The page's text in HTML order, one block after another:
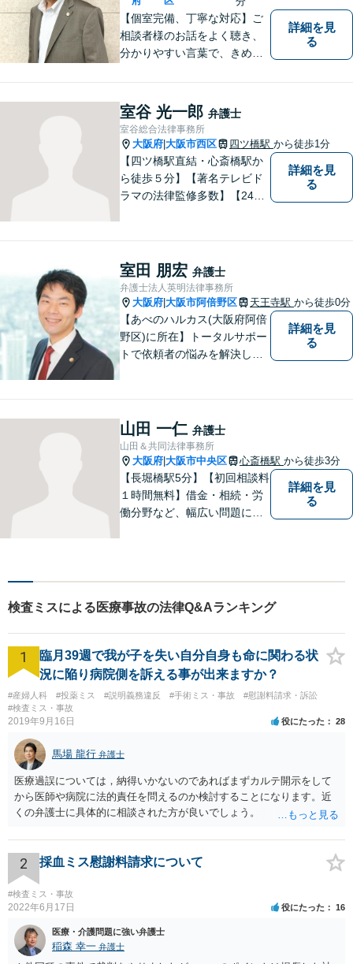
【個室完備、丁寧な対応】ご
相談者様のお話をよく聴き、
分かりやすい言葉で、きめ細
ております。相談にお越しい
ただいた方々が安心して落ち
着いてお話することができる
よう、完全個室をご準備して
おります。どうぞお気軽にご
相談ください。
詳細を見
る
室谷 光一郎 弁護士
室谷総合法律事務所
大阪府 大阪市西区 四ツ橋駅 から徒歩1分
【四ツ橋駅直結・心斎橋駅か
ら徒歩５分】【著名テレビド
ラマの法律監修多数】【24時
強く意識しております！
詳細を見
る
室田 朋宏 弁護士
弁護士法人英明法律事務所
大阪府 大阪市阿倍野区 天王寺駅 から徒歩0分
【あべのハルカス(大阪府阿倍
野区)に所在】トータルサポー
トで依頼者の悩みを解決しま
詳細を見
る
山田 一仁 弁護士
山田＆共同法律事務所
大阪府 大阪市中央区 心斎橋駅 から徒歩3分
【長堀橋駅5分】【初回相談料
１時間無料】借金・相続・労
働分野など、幅広い問題に精
方に感謝していただけるよう
尽力いたします！
詳細を見
る
検査ミスによる医療事故の法律Q&Aランキング
1
臨月39週で我が子を失い自分自身も命に関わる状
況に陥り病院側を訴える事が出来ますか？
#産婦人科 #投薬ミス #説明義務違反 #手術ミス・事故
#慰謝料請求・訴訟
#検査ミス・事故
2019年9月16日 役にたった 28
馬場 龍行 弁護士
医療過誤については，納得いかないのであればまずカルテ開示をして
から医師や病院に法的責任を問えるのか検討することになります。近
くの弁護士に具体的に相談された方が良いでしょう。
2 採血ミス慰謝料請求について
#検査ミス・事故
2022年6月17日 役にたった 16
医療・介護問題に強い弁護士
稲森 幸一 弁護士